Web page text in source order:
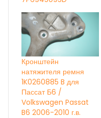
Кронштейн
натяжителя ремня
1K0260885 B для
Пассат Б6 /
Volkswagen Passat
B6 2006-2010 г.в.